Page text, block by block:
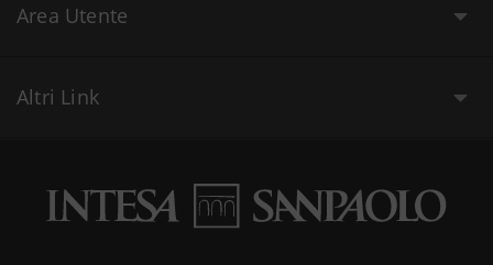
Area Utente
Altri Link